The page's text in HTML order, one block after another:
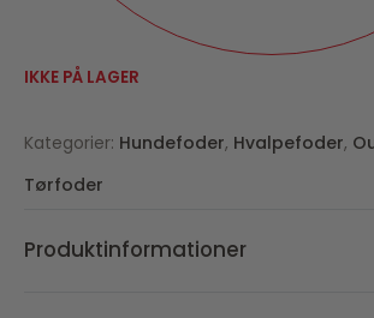
IKKE PÅ LAGER
Kategorier: Hundefoder, Hvalpefoder,
Tørfoder
Produktinformationer